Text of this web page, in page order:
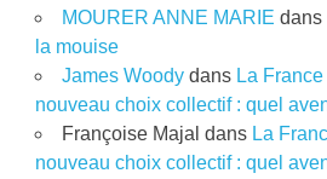
MOURER ANNE MARIE dans
la mouise
James Woodydans La
nouveau choix collectif : quel
Françoise Majal dans La
nouveau choix collectif : quel